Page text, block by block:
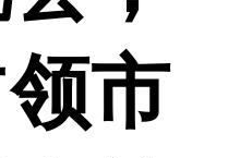
市